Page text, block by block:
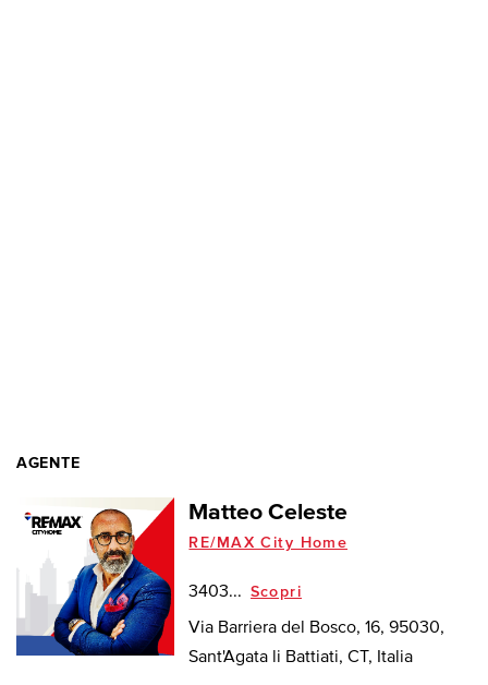
AGENTE
Matteo Celeste
RE/MAX City Home
3403... Scopri
Via Barriera del Bosco, 16, 95030,
Sant'Agata li Battiati, CT, Italia